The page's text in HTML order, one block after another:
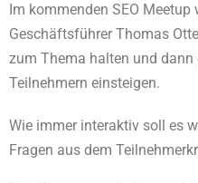
Im kommenden SEO Meetup
Geschäftsführer Thomas
zum Thema halten und
Teilnehmern einsteigen.
Wie immer interaktiv soll es
Fragen aus dem